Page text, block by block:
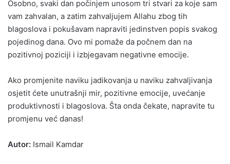
Osobno, svaki dan počinjem unosom tri stvari za koje sam
vam zahvalan, a zatim zahvaljujem Allahu zbog tih
blagoslova i pokušavam napraviti jedinstven popis svakog
pojedinog dana. Ovo mi pomaže da počnem dan na
pozitivnoj poziciji i izbjegavam negativne emocije.
Ako promjenite naviku jadikovanja u naviku zahvaljivanja
osjetit ćete unutrašnji mir, pozitivne emocije, uvećanje
produktivnosti i blagoslova. Šta onda čekate, napravite tu
promjenu već danas!
Autor: Ismail Kamdar